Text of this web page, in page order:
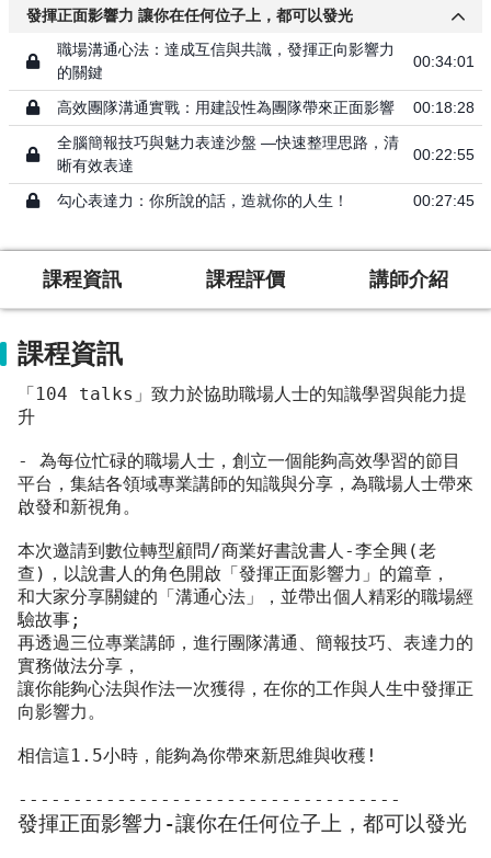
發揮正面影響力 讓你在任何位子上，都可以發光
職場溝通心法：達成互信與共識，發揮正向影響力
的關鍵
00:34:01
高效團隊溝通實戰：用建設性為團隊帶來正面影響
00:18:28
全腦簡報技巧與魅力表達沙盤 —快速整理思路，清
晰有效表達
00:22:55
勾心表達力：你所說的話，造就你的人生！ 00:27:45
課程資訊 課程評價 講師介紹
課程資訊
「104 talks」致力於協助職場人士的知識學習與能力提
升
- 為每位忙碌的職場人士，創立一個能夠高效學習的節目
平台，集結各領域專業講師的知識與分享，為職場人士帶來
啟發和新視角。
本次邀請到數位轉型顧問/商業好書說書人-李全興(老
查)，以說書人的角色開啟「發揮正面影響力」的篇章，
和大家分享關鍵的「溝通心法」，並帶出個人精彩的職場經
驗故事;
再透過三位專業講師，進行團隊溝通、簡報技巧、表達力的
實務做法分享，
讓你能夠心法與作法一次獲得，在你的工作與人生中發揮正
向影響力。
相信這1.5小時，能夠為你帶來新思維與收穫!
-----------------------------------
發揮正面影響力-讓你在任何位子上，都可以發光